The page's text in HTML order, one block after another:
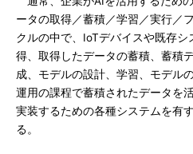
ータの取得／蓄積／学習／実行／
クルの中で、IoTデバイスや既存
得、取得したデータの蓄積、蓄積
成、モデルの設計、学習、モデル
運用の課程で蓄積されたデータを
実装するための各種システムを有
る。